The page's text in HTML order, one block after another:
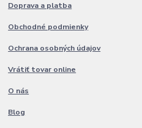
Doprava a platba
Obchodné podmienky
Ochrana osobných údajov
Vrátiť tovar online
O nás
Blog